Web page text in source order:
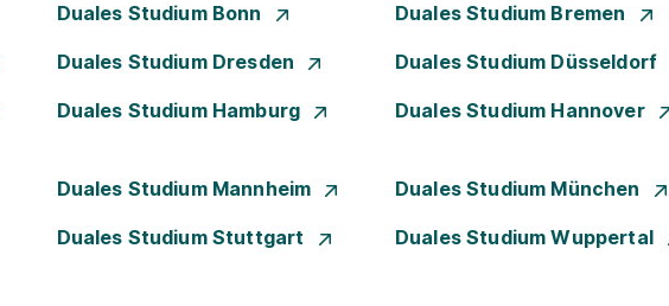
Duales Studium Bonn Duales Studium Bremen
Duales Studium Dresden Duales Studium Düsseldorf
Duales Studium Hamburg Duales Studium Hannover
Duales Studium Mannheim Duales Studium München
Duales Studium Stuttgart Duales Studium Wuppertal